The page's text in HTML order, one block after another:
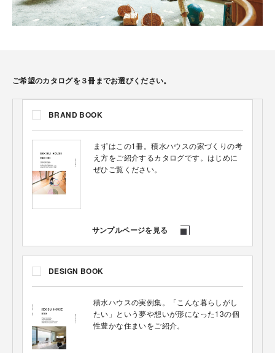
ご希望のカタログを３冊までお選びください。
BRAND BOOK
まずはこの1冊。積水ハウスの家づくりの考
え方をご紹介するカタログです。はじめに
ぜひご覧ください。
サンプルページを見る
DESIGN BOOK
積水ハウスの実例集。「こんな暮らしがし
たい」という夢や想いが形になった13の個
性豊かな住まいをご紹介。